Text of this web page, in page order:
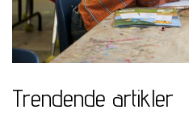
Trendende artikler